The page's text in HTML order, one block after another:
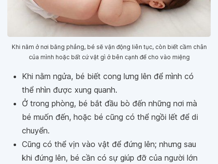
Khi nằm ở nơi bằng phẳng, bé sẽ vận động liên tục, còn biết cầm chân
của mình hoặc bất cứ vật gì ở bên cạnh để cho vào miệng
Khi nằm ngửa, bé biết cong lưng lên để mình có
thể nhìn được xung quanh.
Ở trong phòng, bé bắt đầu bò đến những nơi mà
bé muốn đến, hoặc bé cũng có thể ngồi lết để di
chuyển.
Cũng có thể vịn vào vật để đứng lên; nhưng sau
khi đứng lên, bé cần có sự giúp đỡ của người lớn